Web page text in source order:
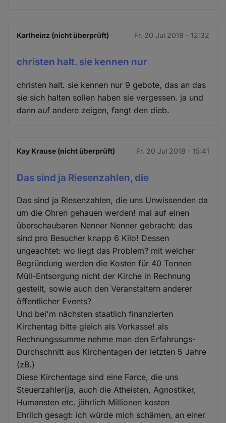
Karlheinz (nicht überprüft) Fr. 20 Jul 2018 - 12:32
christen halt. sie kennen nur
christen halt. sie kennen nur 9 gebote, das an das
sie sich halten sollen haben sie vergessen. ja und
dann auf andere zeigen, fangt den dieb.
Kay Krause (nicht überprüft) Fr. 20 Jul 2018 - 15:41
Das sind ja Riesenzahlen, die
Das sind ja Riesenzahlen, die uns Unwissenden da
um die Ohren gehauen werden! mal auf einen
überschaubaren Nenner Nenner gebracht: das
sind pro Besucher knapp 6 Kilo! Dessen
ungeachtet: wo liegt das Problem? mit welcher
Begründung werden die Kosten für 40 Tonnen
Müll-Entsorgung nicht der Kirche in Rechnung
gestellt, sowie auch den Veranstaltern anderer
öffentlicher Events?
Und bei'm nächsten staatlich finanzierten
Kirchentag bitte gleich als Vorkasse! als
Rechnungssumme nehme man den Erfahrungs-
Durchschnitt aus Kirchentagen der letzten 5 Jahre
(zB.)
Diese Kirchentage sind eine Farce, die uns
Steuerzahler(ja, auch die Atheisten, Agnostiker,
Humansten etc. jährlich Millionen kosten
Ehrlich gesagt: ich würde mich schämen, an einer